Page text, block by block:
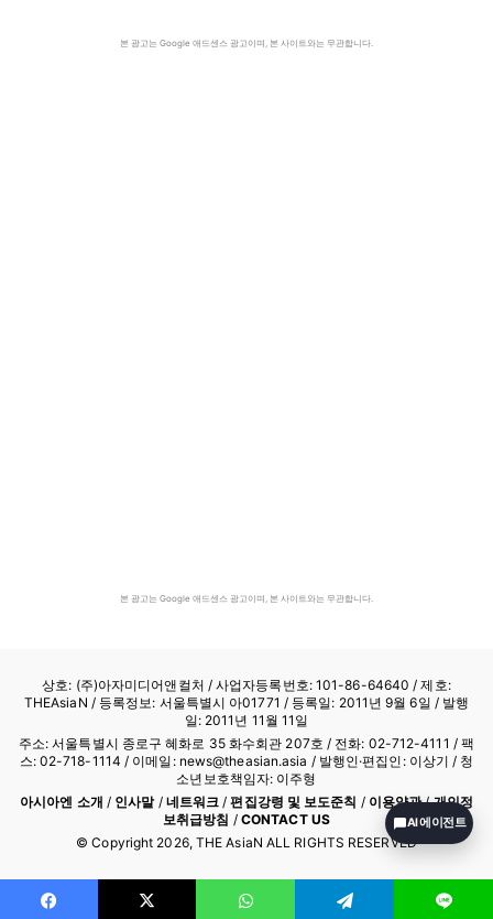
본 광고는 Google 애드센스 광고이며, 본 사이트와는 무관합니다.
본 광고는 Google 애드센스 광고이며, 본 사이트와는 무관합니다.
상호: (주)아자미디어앤컬처 /사업자등록번호: 101-86-64640 / 제호:
THEAsiaN / 등록정보: 서울특별시 아01771 / 등록일: 2011년 9월 6일 / 발행
일: 2011년 11월 11일
주소: 서울특별시 종로구 혜화로 35 화수회관 207호 / 전화: 02-712-4111 / 팩
스: 02-718-1114 / 이메일: news@theasian.asia / 발행인·편집인: 이상기 / 청
소년보호책임자: 이주형
아시아엔 소개 / 인사말/ 네트워크 /편집강령 및 보도준칙 / 이용약관/개인정
보취급방침 / CONTACT US
© Copyright 2026, THE AsiaN ALL RIGHTS RESERVED
AI 에이전트